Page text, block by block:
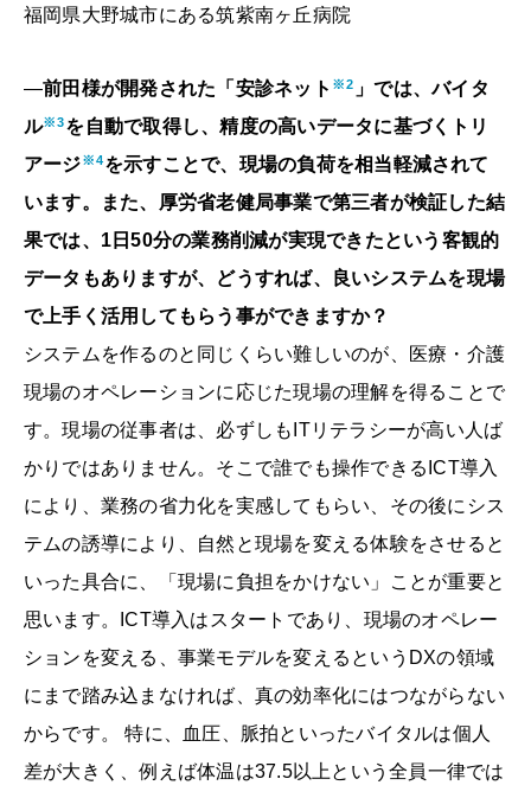
福岡県大野城市にある筑紫南ヶ丘病院
―前田様が開発された「安診ネット ※2 」では、バイタ
ル※3を自動で取得し、精度の高いデータに基づくトリ
アージ※4を示すことで、現場の負荷を相当軽減されて
います。また、厚労省老健局事業で第三者が検証した結
果では、1日50分の業務削減が実現できたという客観的
データもありますが、どうすれば、良いシステムを現場
で上手く活用してもらう事ができますか？
システムを作るのと同じくらい難しいのが、医療・介護
現場のオペレーションに応じた現場の理解を得ることで
す。現場の従事者は、必ずしもITリテラシーが高い人ば
かりではありません。そこで誰でも操作できるICT導入
により、業務の省力化を実感してもらい、その後にシス
テムの誘導により、自然と現場を変える体験をさせると
いった具合に、「現場に負担をかけない」ことが重要と
思います。ICT導入はスタートであり、現場のオペレー
ションを変える、事業モデルを変えるというDXの領域
にまで踏み込まなければ、真の効率化にはつながらない
からです。 特に、血圧、脈拍といったバイタルは個人
差が大きく、例えば体温は37.5以上という全員一律では